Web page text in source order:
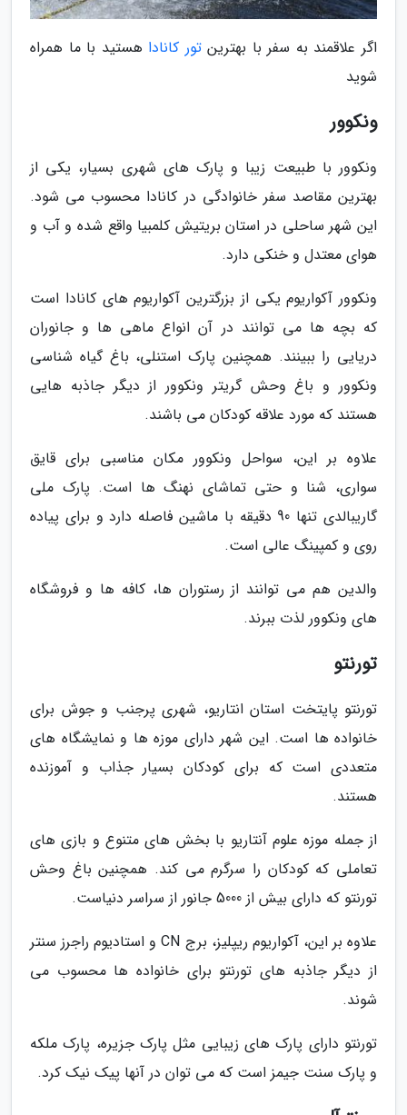
اگر علاقمند به سفر با بهترینتور کانادا هستید با ما همراه
شوید
ونکوور
ونکوور با طبیعت زیبا و پارک های شهری بسیار، یکی از
بهترین مقاصد سفر خانوادگی در کانادا محسوب می شود.
این شهر ساحلی در استان بریتیش کلمبیا واقع شده و آب و
هوای معتدل و خنکی دارد.
ونکوور آکواریوم یکی از بزرگترین آکواریوم های کانادا است
که بچه ها می توانند در آن انواع ماهی ها و جانوران
دریایی را ببینند. همچنین پارک استنلی، باغ گیاه شناسی
ونکوور و باغ وحش گریتر ونکوور از دیگر جاذبه هایی
هستند که مورد علاقه کودکان می باشند.
علاوه بر این، سواحل ونکوور مکان مناسبی برای قایق
سواری، شنا و حتی تماشای نهنگ ها است. پارک ملی
گاریبالدی تنها 90 دقیقه با ماشین فاصله دارد و برای پیاده
روی و کمپینگ عالی است.
والدین هم می توانند از رستوران ها، کافه ها و فروشگاه
های ونکوور لذت ببرند.
تورنتو
تورنتو پایتخت استان انتاریو، شهری پرجنب و جوش برای
خانواده ها است. این شهر دارای موزه ها و نمایشگاه های
متعددی است که برای کودکان بسیار جذاب و آموزنده
هستند.
از جمله موزه علوم آنتاریو با بخش های متنوع و بازی های
تعاملی که کودکان را سرگرم می کند. همچنین باغ وحش
تورنتو که دارای بیش از 5000 جانور از سراسر دنیاست.
علاوه بر این، آکواریوم ریپلیز، برج CN و استادیوم راجرز سنتر
از دیگر جاذبه های تورنتو برای خانواده ها محسوب می
شوند.
تورنتو دارای پارک های زیبایی مثل پارک جزیره، پارک ملکه
و پارک سنت جیمز است که می توان در آنها پیک نیک کرد.